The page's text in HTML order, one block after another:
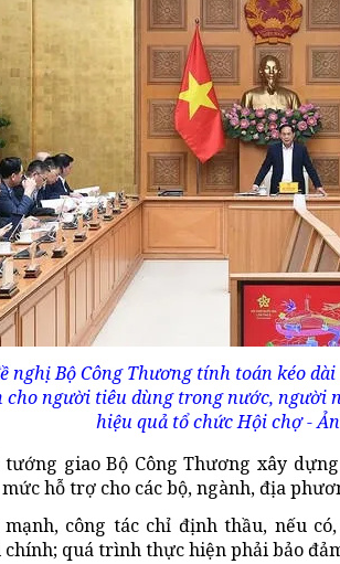
nghị Bộ Công Thương tính toán kéo
cho người tiêu dùng trong nước, người
hiệu quả tổ chức Hội chợ -
giao Bộ Công Thương xây
hỗ trợ cho các bộ, ngành, địa
công tác chỉ định thầu, nếu
chính; quá trình thực hiện phải bảo